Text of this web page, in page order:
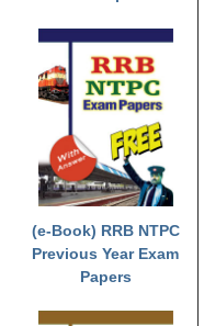
(e-Book) RRB NTPC
Previous Year Exam
Papers